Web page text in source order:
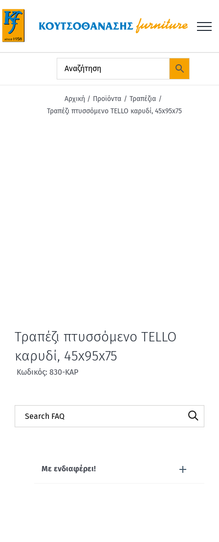
στο
περιεχόμενο
Αρχική Προϊόντα
Τραπέζια
Τραπέζι πτυσσόμενο TELLO καρυδί, 45x95x75
Τραπέζι πτυσσόμενο TELLO
καρυδί, 45x95x75
Κωδικός: 830-ΚΑΡ
Με ενδιαφέρει!